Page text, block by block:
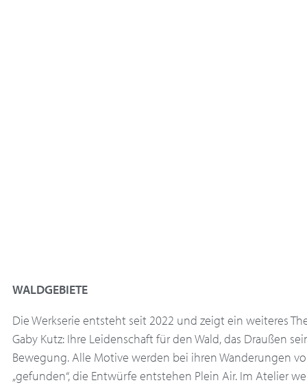
WALDGEBIETE
Die Werkserie entsteht seit 2022 und zeigt ein weiteres
Gaby Kutz: Ihre Leidenschaft für den Wald, das Draußen
Bewegung. Alle Motive werden bei ihren Wanderungen
„gefunden“, die Entwürfe entstehen Plein Air. Im Atelier